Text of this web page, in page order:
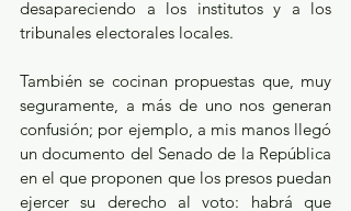
desapareciendo a los institutos y a los
tribunales electorales locales.
También se cocinan propuestas que, muy
seguramente, a más de uno nos generan
confusión; por ejemplo, a mis manos llegó
un documento del Senado de la República
en el que proponen que los presos puedan
ejercer su derecho al voto: habrá que